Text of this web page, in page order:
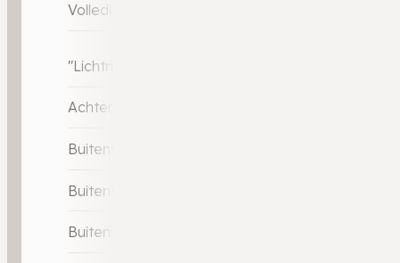
Volledig digitaal instrumentenpaneel
"Lichtmetalen velgen 18"""
Achteruitrijcamera
Buitenspiegels elektrisch inklapbaar
Buitenspiegels elektrisch verstelbaar
Buitenspiegels verwarmbaar